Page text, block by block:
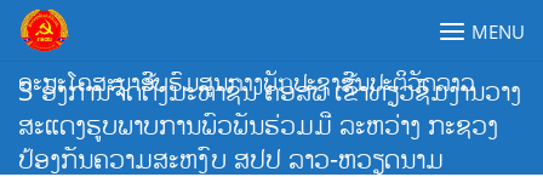
Skip
content
ຄະນະໂຄສະນາອົບຮົມສູນກາງພັກປະຊາຊົນປະຕິວັດລາວ
MENU
3 ອົງການຈັດຕັ້ງມະຫາຊົນ ຄອສພ ເຂົ້າທ່ຽວຊົມງານວາງ
ສະແດງຮູບພາບການພົວພັນຮ່ວມມື ລະຫວ່າງ ກະຊວງ
ປ້ອງກັນຄວາມສະຫງົບ ສປປ ລາວ-ຫວຽດນາມ